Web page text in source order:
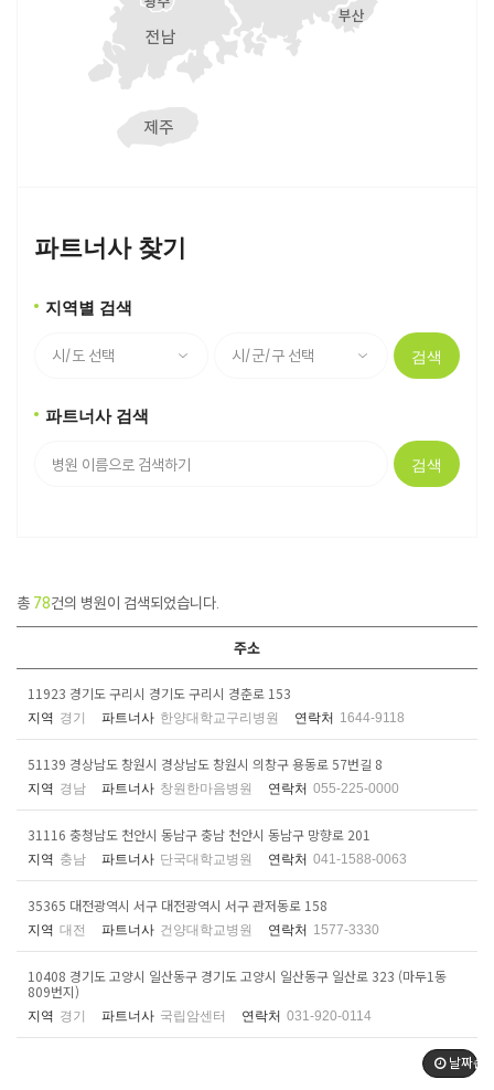
파트너사 찾기
지역별 검색
검색
파트너사 검색
검색
총 78건의 병원이 검색되었습니다.
주소
11923 경기도 구리시 경기도 구리시 경춘로 153
지역 경기 파트너사 한양대학교구리병원 연락처 1644-9118
51139 경상남도 창원시 경상남도 창원시 의창구 용동로 57번길 8
지역 경남 파트너사 창원한마음병원 연락처 055-225-0000
31116 충청남도 천안시 동남구 충남 천안시 동남구 망향로 201
지역 충남 파트너사 단국대학교병원 연락처 041-1588-0063
35365 대전광역시 서구 대전광역시 서구 관저동로 158
지역 대전 파트너사 건양대학교병원 연락처 1577-3330
10408 경기도 고양시 일산동구 경기도 고양시 일산동구 일산로 323 (마두1동
809번지)
지역 경기 파트너사 국립암센터 연락처 031-920-0114
날짜순